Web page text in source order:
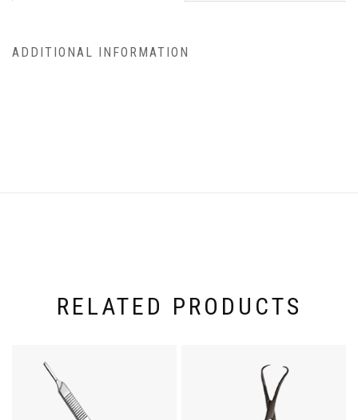
ADDITIONAL INFORMATION
RELATED PRODUCTS